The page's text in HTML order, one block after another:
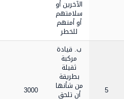
الآخرين أو
سلامتهم
أو أمنهم
للخطر
5
ب. قيادة
مركبة
ثقيلة
بطريقة
من شأنها
أن تلحق
3000